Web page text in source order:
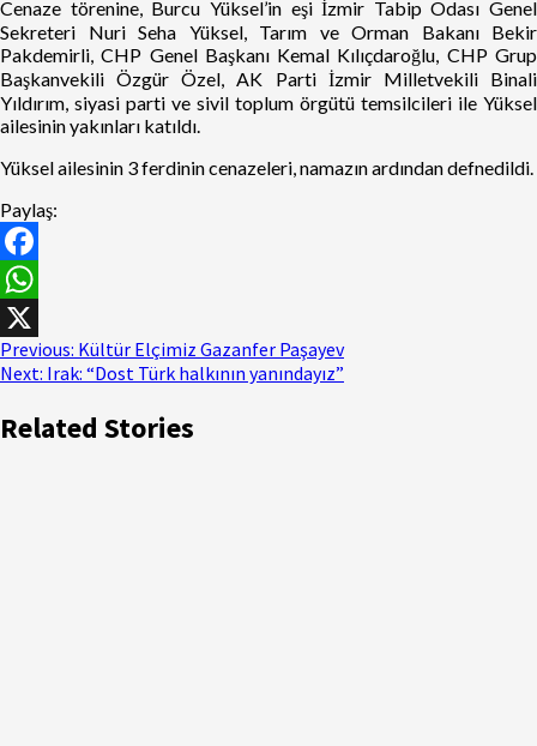
Cenaze törenine, Burcu Yüksel’in eşi İzmir Tabip Odası Genel
Sekreteri Nuri Seha Yüksel, Tarım ve Orman Bakanı Bekir
Pakdemirli, CHP Genel Başkanı Kemal Kılıçdaroğlu, CHP Grup
Başkanvekili Özgür Özel, AK Parti İzmir Milletvekili Binali
Yıldırım, siyasi parti ve sivil toplum örgütü temsilcileri ile Yüksel
ailesinin yakınları katıldı.
Yüksel ailesinin 3 ferdinin cenazeleri, namazın ardından defnedildi.
Paylaş:
Facebook
WhatsApp
X
Previous: Kültür Elçimiz Gazanfer Paşayev
Next: Irak: “Dost Türk halkının yanındayız”
Related Stories